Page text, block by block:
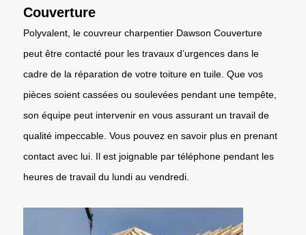
Couverture
Polyvalent, le couvreur charpentier Dawson Couverture
peut être contacté pour les travaux d’urgences dans le
cadre de la réparation de votre toiture en tuile. Que vos
pièces soient cassées ou soulevées pendant une tempête,
son équipe peut intervenir en vous assurant un travail de
qualité impeccable. Vous pouvez en savoir plus en prenant
contact avec lui. Il est joignable par téléphone pendant les
heures de travail du lundi au vendredi.